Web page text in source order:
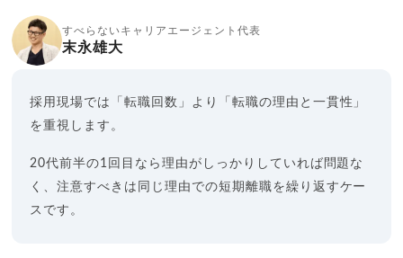
すべらないキャリアエージェント代表
末永雄大
採用現場では「転職回数」より「転職の理由と一貫性」
を重視します。
20代前半の1回目なら理由がしっかりしていれば問題な
く、注意すべきは同じ理由での短期離職を繰り返すケー
スです。